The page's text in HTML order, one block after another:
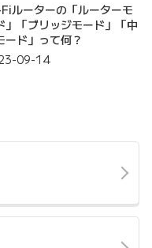
ルーターの「ルーターモ
」「ブリッジモード」「中
ード」って何？
09-14